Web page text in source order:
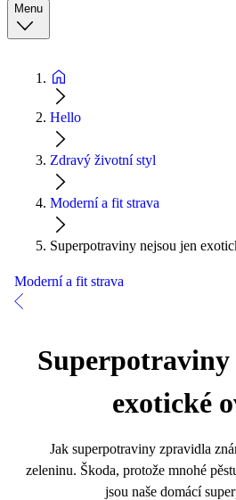
Menu
Hello
Zdravý životní styl
Moderní a fit strava
Superpotraviny nejsou jen
Moderní a fit strava
Superpotraviny
exotické
Jak superpotraviny zpravidla
zeleninu. Škoda, protože mnohé
jsou naše domácí